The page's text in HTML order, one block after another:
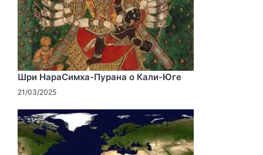
Шри НараСимха-Пурана о Кали-Юге
21/03/2025